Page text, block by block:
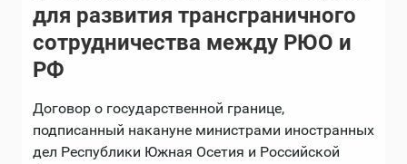
для развития трансграничного
сотрудничества между РЮО и
РФ
Договор о государственной границе,
подписанный накануне министрами иностранных
дел Республики Южная Осетия и Российской